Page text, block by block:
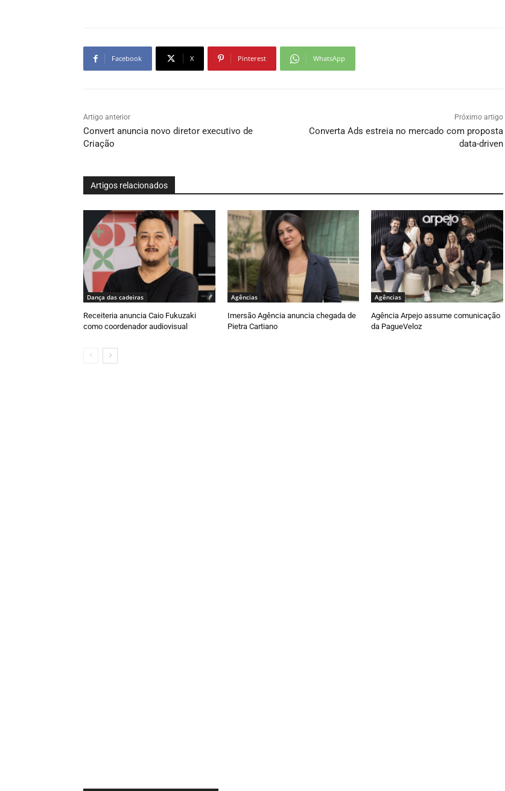
Facebook X Pinterest WhatsApp
Artigo anterior
Convert anuncia novo diretor executivo de
Criação
Próximo artigo
Converta Ads estreia no mercado com proposta
data-driven
Artigos relacionados
Dança das cadeiras
Receiteria anuncia Caio Fukuzaki
como coordenador audiovisual
Agências
Imersão Agência anuncia chegada de
Pietra Cartiano
Agências
Agência Arpejo assume comunicação
da PagueVeloz